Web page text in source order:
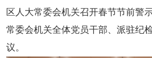
区人大常委会机关召开春节节前警
常委会机关全体党员干部、派驻纪
议。